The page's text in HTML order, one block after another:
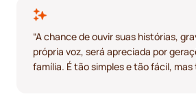
“A chance de ouvir suas histórias,
própria voz, será apreciada por
família. É tão simples e tão fácil, mas